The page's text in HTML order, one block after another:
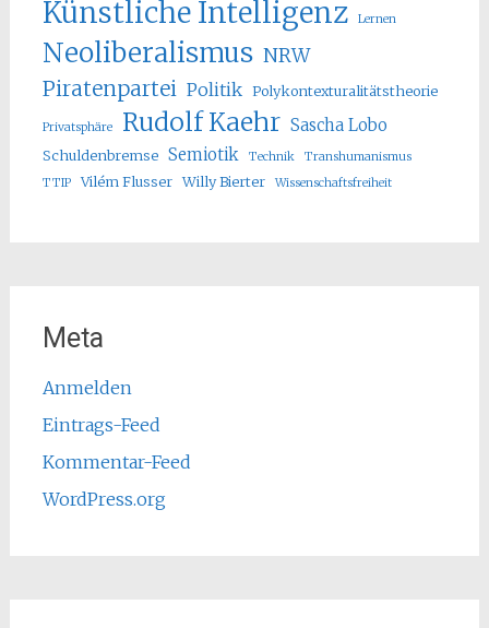
Künstliche Intelligenz Lernen
Neoliberalismus NRW
Piratenpartei Politik Polykontexturalitätstheorie
Privatsphäre Rudolf Kaehr Sascha Lobo
Schuldenbremse Semiotik Technik
Transhumanismus
TTIP
Vilém Flusser Willy Bierter Wissenschaftsfreiheit
Meta
Anmelden
Eintrags-Feed
Kommentar-Feed
WordPress.org